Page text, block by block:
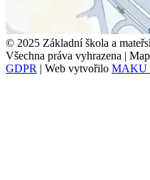
© 2025 Základní škola a
Všechna práva vyhrazena |
GDPR | Web vytvořilo MAKU